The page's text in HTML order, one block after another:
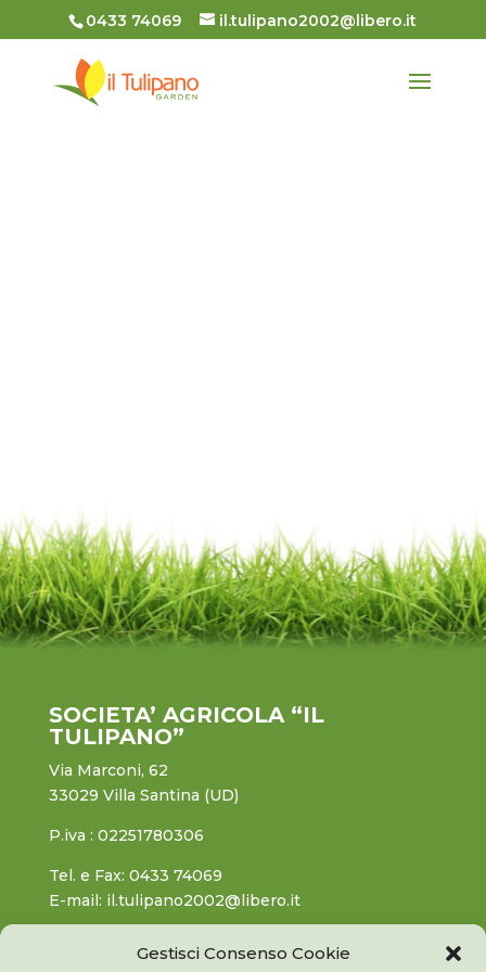
Gestisci Consenso Cookie
0433 74069 il.tulipano2002@libero.it
SOCIETA’ AGRICOLA “IL
TULIPANO”
Via Marconi, 62
33029 Villa Santina (UD)
P.iva : 02251780306
Tel. e Fax: 0433 74069
E-mail: il.tulipano2002@libero.it